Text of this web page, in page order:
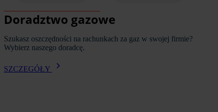
Doradztwo gazowe
Szukasz oszczędności na rachunkach za gaz w swojej firmie?
Wybierz naszego doradcę.
SZCZEGÓŁY